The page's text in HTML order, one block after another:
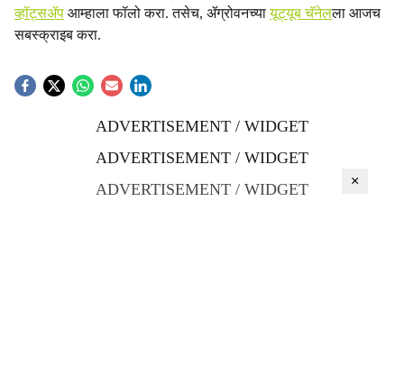
व्हॉट्सॲप आम्हाला फॉलो करा. तसेच, ॲग्रोवनच्यायूट्यूब चॅनेलला आजच
सबस्क्राइब करा.
ADVERTISEMENT / WIDGET
ADVERTISEMENT / WIDGET
ADVERTISEMENT / WIDGET
×